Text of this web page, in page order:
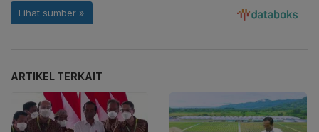
ARTIKEL TERKAIT